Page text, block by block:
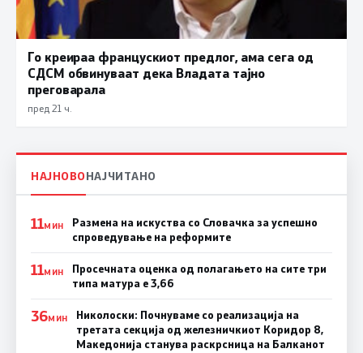
Го креираа францускиот предлог, ама сега од
СДСМ обвинуваат дека Владата тајно
преговарала
пред 21 ч.
НАЈНОВОНАЈЧИТАНО
11МИН
Размена на искуства со Словачка за успешно
спроведување на реформите
11МИН
Просечната оценка од полагањето на сите три
типа матура е 3,66
36МИН
Николоски: Почнуваме со реализација на
третата секција од железничкиот Коридор 8,
Македонија станува раскрсница на Балканот